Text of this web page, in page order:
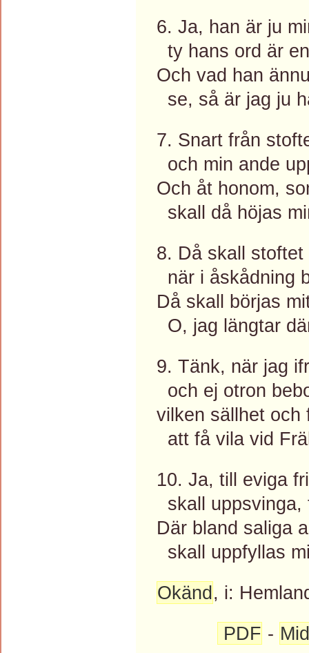
6. Ja, han är ju
ty hans ord är
Och vad han
se, så är jag ju
7. Snart från
och min ande
Och åt honom,
skall då höjas
8. Då skall
när i åskådning
Då skall börjas
O, jag längtar
9. Tänk, när jag
och ej otron
vilken sällhet och
att få vila vid
10. Ja, till eviga
skall
Där bland saliga
skall uppfyllas
Okänd, i:
PDF -